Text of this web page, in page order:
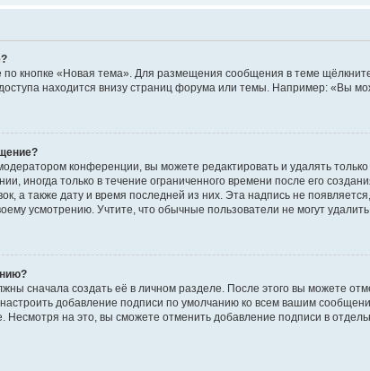
кнопке «Новая тема». Для размещения сообщения в теме
находится внизу страниц форума или темы. Например: «Вы
конференции, вы можете редактировать и удалять
иногда только в течение ограниченного времени после его
а также дату и время последней из них. Эта надпись не
усмотрению. Учтите, что обычные пользователи не могут
сначала создать её в личном разделе. После этого вы можете
добавление подписи по умолчанию ко всем вашим
Несмотря на это, вы сможете отменить добавление подписи в